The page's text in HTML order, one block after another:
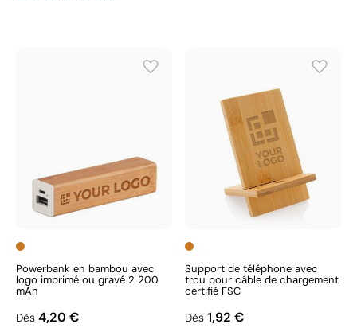
Powerbank en bambou avec
logo imprimé ou gravé 2 200
mAh
Dès 4,20 €
Support de téléphone avec
trou pour câble de chargement
certifié FSC
Dès 1,92 €